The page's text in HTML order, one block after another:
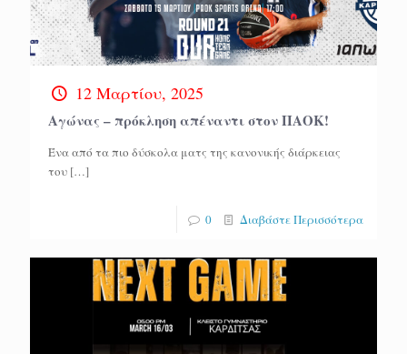
12 Μαρτίου, 2025
Αγώνας – πρόκληση απέναντι στον ΠΑΟΚ!
Ένα από τα πιο δύσκολα ματς της κανονικής διάρκειας
του […]
0 Διαβάστε Περισσότερα